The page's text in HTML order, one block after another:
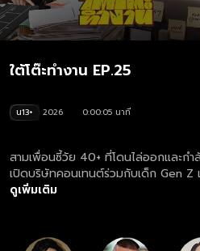
ใต้โต๊ะทำงาน EP.25
น13+ 2026
0:00:05 นาที
สามเพื่อนซี้วัย 40+ ที่โดนไล่ออกและ
เปิดบริษัทคอนเทนต์ร่วมกับเด็ก Gen Z
โลกที่พวกเขาตามแทบไม่ทัน
ดูเพิ่มเติม